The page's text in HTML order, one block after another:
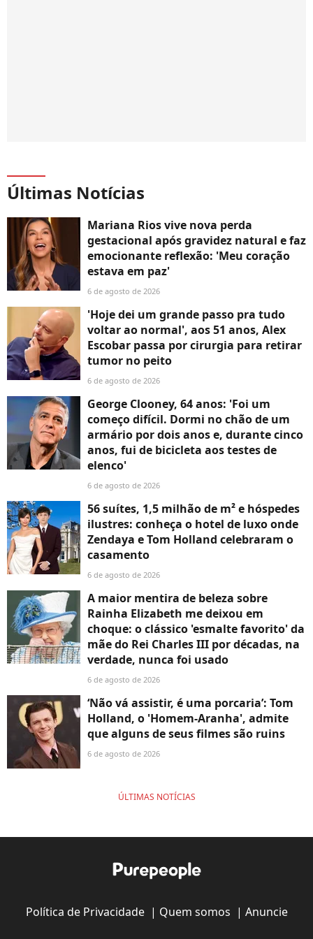
Últimas Notícias
Mariana Rios vive nova perda
gestacional após gravidez natural e faz
emocionante reflexão: 'Meu coração
estava em paz'
6 de agosto de 2026
'Hoje dei um grande passo pra tudo
voltar ao normal', aos 51 anos, Alex
Escobar passa por cirurgia para retirar
tumor no peito
6 de agosto de 2026
George Clooney, 64 anos: 'Foi um
começo difícil. Dormi no chão de um
armário por dois anos e, durante cinco
anos, fui de bicicleta aos testes de
elenco'
6 de agosto de 2026
56 suítes, 1,5 milhão de m² e hóspedes
ilustres: conheça o hotel de luxo onde
Zendaya e Tom Holland celebraram o
casamento
6 de agosto de 2026
A maior mentira de beleza sobre
Rainha Elizabeth me deixou em
choque: o clássico 'esmalte favorito' da
mãe do Rei Charles III por décadas, na
verdade, nunca foi usado
6 de agosto de 2026
‘Não vá assistir, é uma porcaria’: Tom
Holland, o 'Homem-Aranha', admite
que alguns de seus filmes são ruins
6 de agosto de 2026
ÚLTIMAS NOTÍCIAS
Política de Privacidade| Quem somos | Anuncie